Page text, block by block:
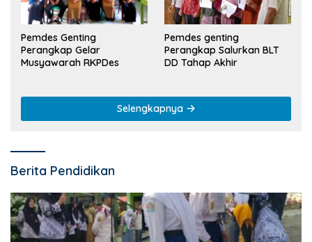
Pemdes Genting
Perangkap Gelar
Musyawarah RKPDes
Pemdes genting
Perangkap Salurkan BLT
DD Tahap Akhir
Selengkapnya
Berita Pendidikan